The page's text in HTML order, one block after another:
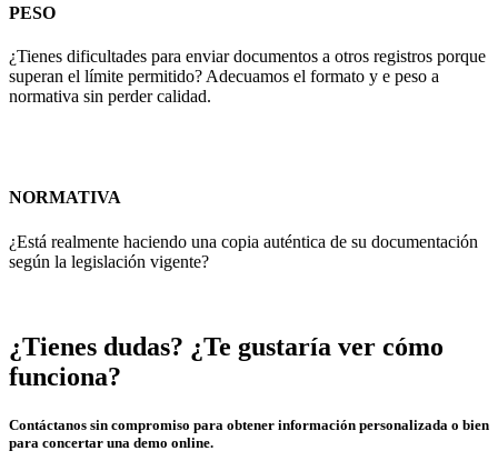
PESO
¿Tienes dificultades para enviar documentos a otros registros porque
superan el límite permitido? Adecuamos el formato y e peso a
normativa sin perder calidad.
NORMATIVA
¿Está realmente haciendo una copia auténtica de su documentación
según la legislación vigente?
¿Tienes dudas? ¿Te gustaría ver cómo
funciona?
Contáctanos sin compromiso para obtener información personalizada o bien
para concertar una demo online.